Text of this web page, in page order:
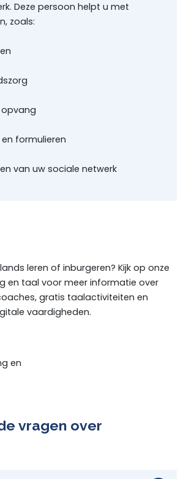
Deze persoon helpt u met
zoals:
formulieren
van uw sociale netwerk
leren of inburgeren? Kijk op onze
en taal voor meer informatie over
gratis taalactiviteiten en
vaardigheden.
en
vragen over